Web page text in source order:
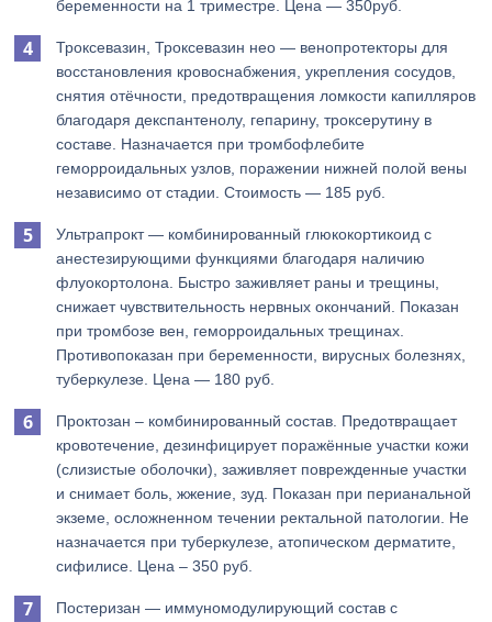
беременности на 1 триместре. Цена — 350руб.
Троксевазин, Троксевазин нео — венопротекторы для
восстановления кровоснабжения, укрепления сосудов,
снятия отёчности, предотвращения ломкости капилляров
благодаря декспантенолу, гепарину, троксерутину в
составе. Назначается при тромбофлебите
геморроидальных узлов, поражении нижней полой вены
независимо от стадии. Стоимость — 185 руб.
Ультрапрокт — комбинированный глюкокортикоид с
анестезирующими функциями благодаря наличию
флуокортолона. Быстро заживляет раны и трещины,
снижает чувствительность нервных окончаний. Показан
при тромбозе вен, геморроидальных трещинах.
Противопоказан при беременности, вирусных болезнях,
туберкулезе. Цена — 180 руб.
Проктозан – комбинированный состав. Предотвращает
кровотечение, дезинфицирует поражённые участки кожи
(слизистые оболочки), заживляет поврежденные участки
и снимает боль, жжение, зуд. Показан при перианальной
экземе, осложненном течении ректальной патологии. Не
назначается при туберкулезе, атопическом дерматите,
сифилисе. Цена – 350 руб.
Постеризан — иммуномодулирующий состав с